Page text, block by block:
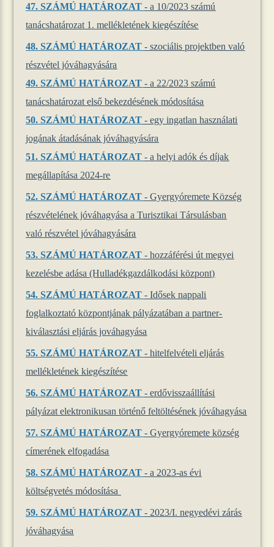
47.SZÁMÚ HATÁROZAT - a 10/2023 számú
tanácshatározat 1. mellékletének kiegészítése
48.SZÁMÚ HATÁROZAT- szociális projektben való
részvétel jóváhagyására
49.SZÁMÚ HATÁROZAT- a 22/2023 számú
tanácshatározat első bekezdésének módosítása
50.SZÁMÚ HATÁROZAT - egy ingatlan használati
jogának átadásának jóváhagyására
51.SZÁMÚ HATÁROZAT - a helyi adók és díjak
megállapítása 2024-re
52.SZÁMÚ HATÁROZAT - Gyergyóremete Község
részvételének jóváhagyása a Turisztikai Társulásban
való részvétel jóváhagyására
53.SZÁMÚ HATÁROZAT - hozzáférési út megyei
kezelésbe adása (Hulladékgazdálkodási központ)
54.SZÁMÚ HATÁROZAT - Idősek nappali
foglalkoztató központjának pályázatában a partner-
kiválasztási eljárás jováhagyása
55.SZÁMÚ HATÁROZAT - hitelfelvételi eljárás
mellékletének kiegészítése
56.SZÁMÚ HATÁROZAT - erdővisszaállítási
pályázat elektronikusan történő feltöltésének jóváhagyása
57.SZÁMÚ HATÁROZAT - Gyergyóremete község
címerének elfogadása
58.SZÁMÚ HATÁROZAT - a 2023-as évi
költségvetés módosítása
59.SZÁMÚ HATÁROZAT - 2023/I. negyedévi zárás
jóváhagyása